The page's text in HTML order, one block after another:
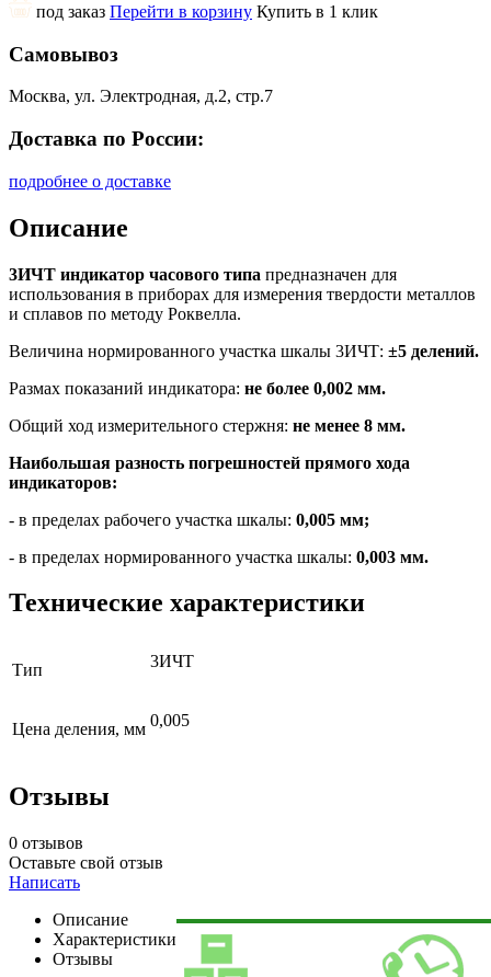
под заказ Перейти в корзину Купить в 1 клик
Самовывоз
Москва, ул. Электродная, д.2, стр.7
Доставка по России:
подробнее о доставке
Описание
3ИЧТ индикатор часового типа предназначен для
использования в приборах для измерения твердости металлов
и сплавов по методу Роквелла.
Величина нормированного участка шкалы 3ИЧТ: ±5 делений.
Размах показаний индикатора: не более 0,002 мм.
Общий ход измерительного стержня: не менее 8 мм.
Наибольшая разность погрешностей прямого хода
индикаторов:
- в пределах рабочего участка шкалы: 0,005 мм;
- в пределах нормированного участка шкалы: 0,003 мм.
Технические характеристики
Тип 3ИЧТ
Цена деления, мм 0,005
Отзывы
0 отзывов
Оставьте свой отзыв
Написать
Описание
Характеристики
Отзывы